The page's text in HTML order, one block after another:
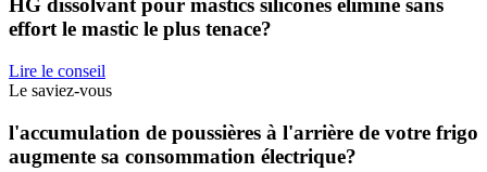
HG dissolvant pour mastics silicones élimine sans
effort le mastic le plus tenace?
Lire le conseil
Le saviez-vous
l'accumulation de poussières à l'arrière de votre frigo
augmente sa consommation électrique?